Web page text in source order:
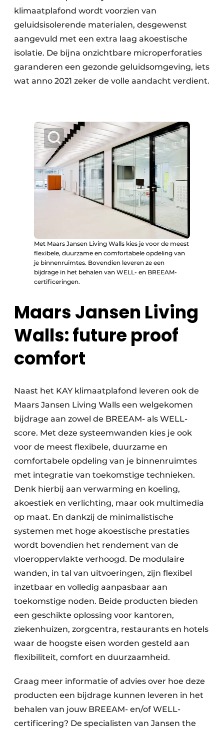
klimaatplafond wordt voorzien van
geluidsisolerende materialen, desgewenst
aangevuld met een extra laag akoestische
isolatie. De bijna onzichtbare microperforaties
garanderen een gezonde geluidsomgeving, iets
wat anno 2021 zeker de volle aandacht verdient.
Met Maars Jansen Living Walls kies je voor de meest
flexibele, duurzame en comfortabele opdeling van
je binnenruimtes. Bovendien leveren ze een
bijdrage in het behalen van WELL- en BREEAM-
certificeringen.
Maars Jansen Living
Walls: future proof
comfort
Naast het KAY klimaatplafond leveren ook de
Maars Jansen Living Walls een welgekomen
bijdrage aan zowel de BREEAM- als WELL-
score. Met deze systeemwanden kies je ook
voor de meest flexibele, duurzame en
comfortabele opdeling van je binnenruimtes
met integratie van toekomstige technieken.
Denk hierbij aan verwarming en koeling,
akoestiek en verlichting, maar ook multimedia
op maat. En dankzij de minimalistische
systemen met hoge akoestische prestaties
wordt bovendien het rendement van de
vloeroppervlakte verhoogd. De modulaire
wanden, in tal van uitvoeringen, zijn flexibel
inzetbaar en volledig aanpasbaar aan
toekomstige noden. Beide producten bieden
een geschikte oplossing voor kantoren,
ziekenhuizen, zorgcentra, restaurants en hotels
waar de hoogste eisen worden gesteld aan
flexibiliteit, comfort en duurzaamheid.
Graag meer informatie of advies over hoe deze
producten een bijdrage kunnen leveren in het
behalen van jouw BREEAM- en/of WELL-
certificering? De specialisten van Jansen the